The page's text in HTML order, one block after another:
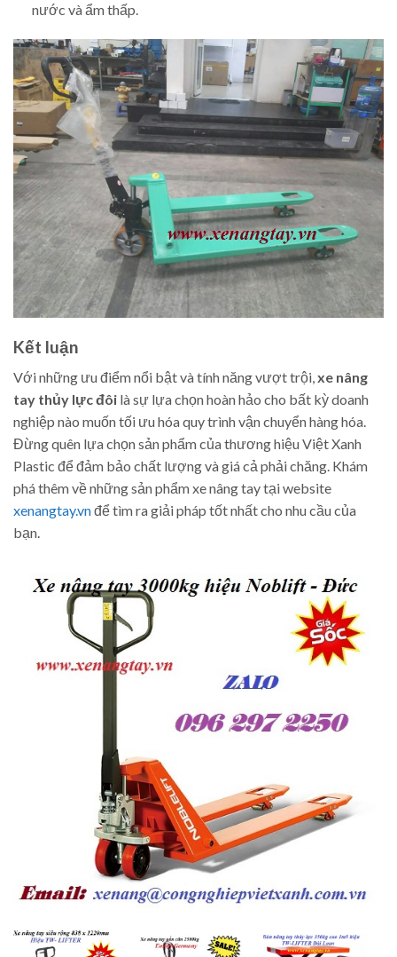
nước và ẩm thấp.
Kết luận
Với những ưu điểm nổi bật và tính năng vượt trội,xe nâng
tay thủy lực đôi là sự lựa chọn hoàn hảo cho bất kỳ doanh
nghiệp nào muốn tối ưu hóa quy trình vận chuyển hàng hóa.
Đừng quên lựa chọn sản phẩm của thương hiệu Việt Xanh
Plastic để đảm bảo chất lượng và giá cả phải chăng. Khám
phá thêm về những sản phẩm xe nâng tay tại website
xenangtay.vnđể tìm ra giải pháp tốt nhất cho nhu cầu của
bạn.